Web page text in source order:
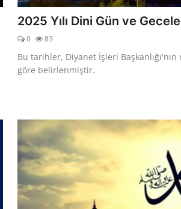
2025 Yılı Dini Gün ve
0 83
Bu tarihler, Diyanet İşleri
göre belirlenmiştir.